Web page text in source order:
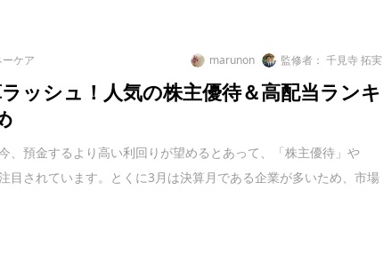
ーケア marunon 監修者： 千見寺 拓実
ッシュ！人気の株主優待＆高配当ランキ
、預金するより高い利回りが望めるとあって、「株主優待」や
目されています。とくに3月は決算月である企業が多いため、市場